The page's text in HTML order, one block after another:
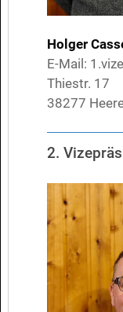
Holger
E-Mail:
Thiestr. 17
38277
2.